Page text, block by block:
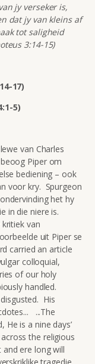
jy verseker is,
dat jy van kleins af
tot saligheid
3:14-15)
17)
5)
van Charles
Piper om
bediening – ook
voor kry. Spurgeon
het hy
in die niere is.
van
uit Piper se
carried an article
colloquial,
of our holy
handled.
His
...The
He is a nine days’
the religious
ere long will